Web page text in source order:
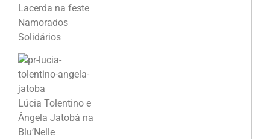
Lacerda na feste
Namorados
Solidários
Lúcia Tolentino e
Ângela Jatobá na
Blu’Nelle